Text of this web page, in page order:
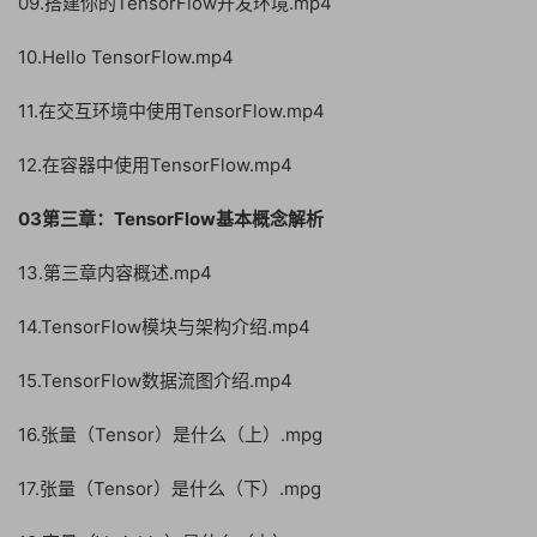
10.Hello TensorFlow.mp4
11.在交互环境中使用TensorFlow.mp4
12.在容器中使用TensorFlow.mp4
03第三章：TensorFlow基本概念解析
13.第三章内容概述.mp4
14.TensorFlow模块与架构介绍.mp4
15.TensorFlow数据流图介绍.mp4
16.张量（Tensor）是什么（上）.mpg
17.张量（Tensor）是什么（下）.mpg